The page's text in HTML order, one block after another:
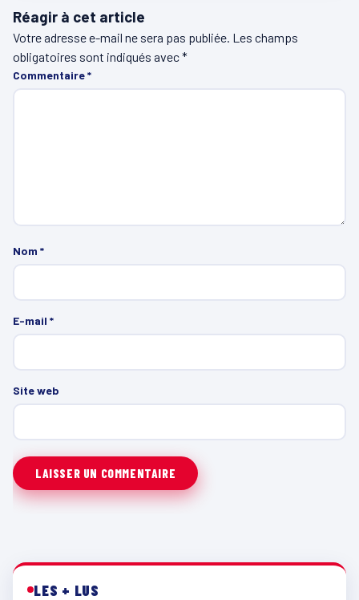
Réagir à cet article
Votre adresse e-mail ne sera pas publiée. Les champs
obligatoires sont indiqués avec*
Commentaire*
Nom *
E-mail *
Site web
LES + LUS